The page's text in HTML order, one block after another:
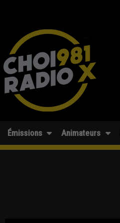
Émissions Animateurs